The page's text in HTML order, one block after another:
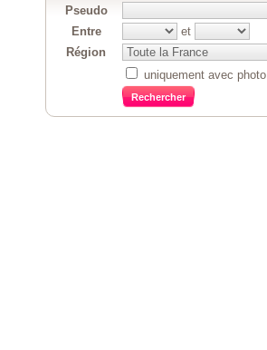
Pseudo
Entre
et
Région
uniquement avec photo